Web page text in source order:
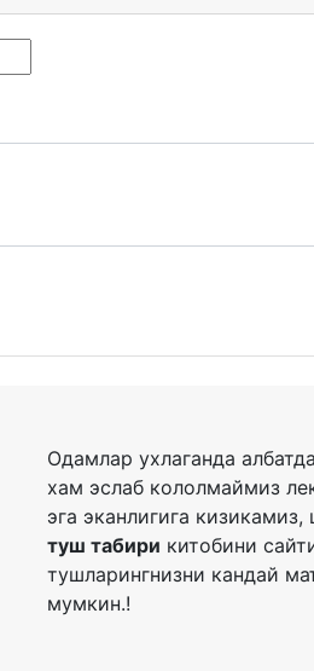
Одамлар ухлаганда
хам эслаб кололмаймиз
эга эканлигига
туш табири китобини
тушларингнизни кандай
мумкин.!